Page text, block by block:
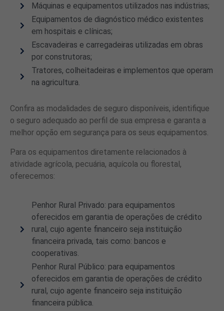
Máquinas e equipamentos utilizados nas indústrias;
Equipamentos de diagnóstico médico existentes
em hospitais e clínicas;
Escavadeiras e carregadeiras utilizadas em obras
por construtoras;
Tratores, colheitadeiras e implementos que operam
na agricultura.
Confira as modalidades de seguro disponíveis, identifique
o seguro adequado ao perfil de sua empresa e garanta a
melhor opção em segurança para os seus equipamentos.
Para os equipamentos diretamente relacionados à
atividade agrícola, pecuária, aquícola ou florestal,
oferecemos:
Penhor Rural Privado: para equipamentos
oferecidos em garantia de operações de crédito
rural, cujo agente financeiro seja instituição
financeira privada, tais como: bancos e
cooperativas.
Penhor Rural Público: para equipamentos
oferecidos em garantia de operações de crédito
rural, cujo agente financeiro seja instituição
financeira pública.